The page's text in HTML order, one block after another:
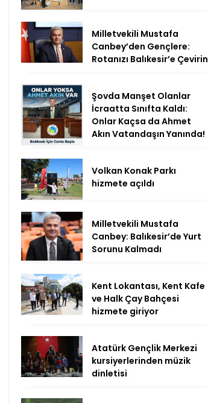
Milletvekili Mustafa
Canbey’den Gençlere:
Rotanızı Balıkesir’e Çevirin
Şovda Manşet Olanlar
İcraatta Sınıfta Kaldı:
Onlar Kaçsa da Ahmet
Akın Vatandaşın Yanında!
Volkan Konak Parkı
hizmete açıldı
Milletvekili Mustafa
Canbey: Balıkesir’de Yurt
Sorunu Kalmadı
Kent Lokantası, Kent Kafe
ve Halk Çay Bahçesi
hizmete giriyor
Atatürk Gençlik Merkezi
kursiyerlerinden müzik
dinletisi